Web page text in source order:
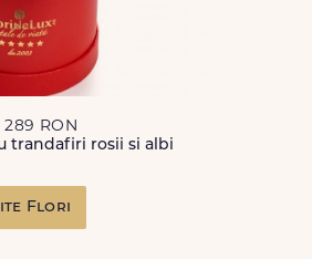
RON
trandafiri rosii si albi
Flori